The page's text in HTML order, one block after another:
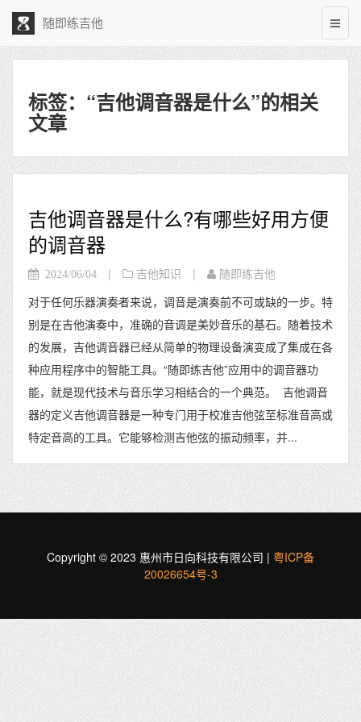
随即练吉他
标签：“吉他调音器是什么”的相关
文章
吉他调音器是什么?有哪些好用方便
的调音器
2024/06/04 | 吉他知识 | 随即练吉他
对于任何乐器演奏者来说，调音是演奏前不可或缺的一步。特
别是在吉他演奏中，准确的音调是美妙音乐的基石。随着技术
的发展，吉他调音器已经从简单的物理设备演变成了集成在各
种应用程序中的智能工具。“随即练吉他”应用中的调音器功
能，就是现代技术与音乐学习相结合的一个典范。 吉他调音
器的定义吉他调音器是一种专门用于校准吉他弦至标准音高或
特定音高的工具。它能够检测吉他弦的振动频率，并...
Copyright © 2023 惠州市日向科技有限公司 | 粤ICP备
20026654号-3